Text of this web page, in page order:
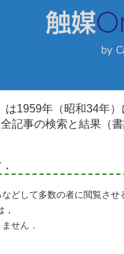
は1959年（昭和34年
記事の検索と結果（
どして多数の者に閲覧させ
せん．